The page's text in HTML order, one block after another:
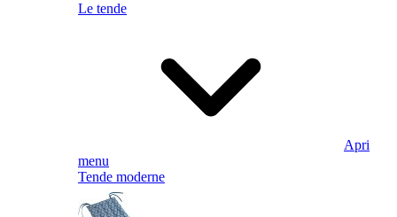
Le tende
Apri
menu
Tende moderne